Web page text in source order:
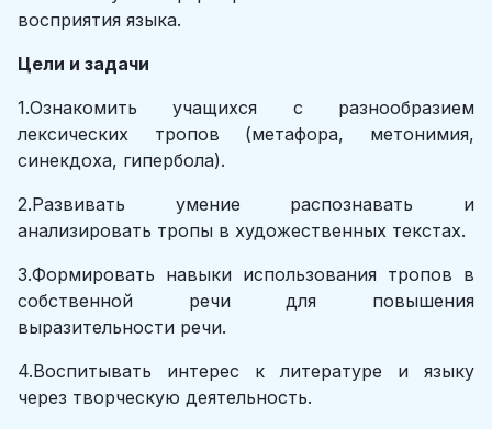
восприятия языка.
Цели и задачи
1.Ознакомить учащихся с разнообразием
лексических тропов (метафора, метонимия,
синекдоха, гипербола).
2.Развивать умение распознавать и
анализировать тропы в художественных текстах.
3.Формировать навыки использования тропов в
собственной речи для повышения
выразительности речи.
4.Воспитывать интерес к литературе и языку
через творческую деятельность.